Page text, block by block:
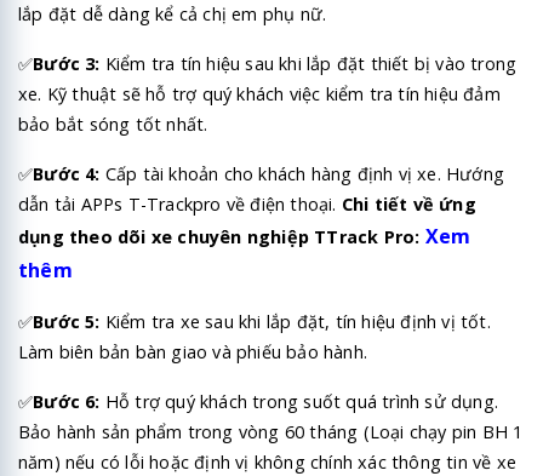
lắp đặt dễ dàng kể cả chị em phụ nữ.
✅Bước 3: Kiểm tra tín hiệu sau khi lắp đặt thiết bị vào trong
xe. Kỹ thuật sẽ hỗ trợ quý khách việc kiểm tra tín hiệu đảm
bảo bắt sóng tốt nhất.
✅Bước 4: Cấp tài khoản cho khách hàng định vị xe. Hướng
dẫn tải APPs T-Trackpro về điện thoại. Chi tiết về ứng
dụng theo dõi xe chuyên nghiệp TTrack Pro: Xem
thêm
✅Bước 5: Kiểm tra xe sau khi lắp đặt, tín hiệu định vị tốt.
Làm biên bản bàn giao và phiếu bảo hành.
✅Bước 6: Hỗ trợ quý khách trong suốt quá trình sử dụng.
Bảo hành sản phẩm trong vòng 60 tháng (Loại chạy pin BH 1
năm) nếu có lỗi hoặc định vị không chính xác thông tin về xe